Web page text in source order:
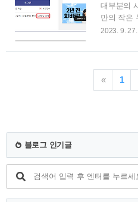
력한 메시
색 엔진은
하나로 여
는 것은 쉽
알려드릴
활동하고
대부분의
만의 작은
유로 티스
단순히 글
형성하고
는 이 갤러
드러지게
글 작성은
2023. 9.
« 1
블로그 인기글